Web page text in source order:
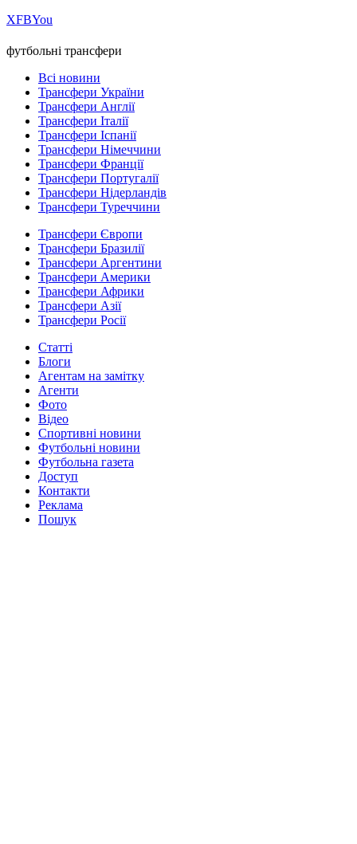
ХFBYou
футбольні трансфери
Всі новини
Трансфери України
Трансфери Англії
Трансфери Італії
Трансфери Іспанії
Трансфери Німеччини
Трансфери Франції
Трансфери Португалії
Трансфери Нідерландів
Трансфери Туреччини
Трансфери Європи
Трансфери Бразилії
Трансфери Аргентини
Трансфери Америки
Трансфери Африки
Трансфери Азії
Трансфери Росії
Статті
Блоги
Агентам на замітку
Агенти
Фото
Відео
Спортивні новини
Футбольні новини
Футбольна газета
Доступ
Контакти
Реклама
Пошук